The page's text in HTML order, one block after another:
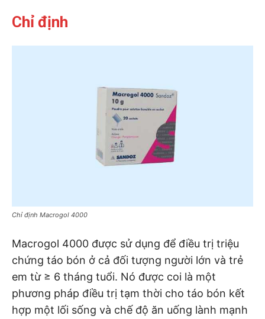
Chỉ định
Chỉ định Macrogol 4000
Macrogol 4000 được sử dụng để điều trị triệu
chứng táo bón ở cả đối tượng người lớn và trẻ
em từ ≥ 6 tháng tuổi. Nó được coi là một
phương pháp điều trị tạm thời cho táo bón kết
hợp một lối sống và chế độ ăn uống lành mạnh